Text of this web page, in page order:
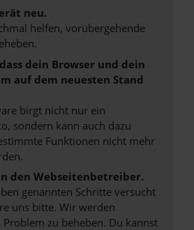
neu.
helfen, vorübergehende
dein Browser und dein
auf dem neuesten Stand
birgt nicht nur ein
sondern kann auch dazu
Funktionen nicht mehr
den Webseitenbetreiber.
genannten Schritte versucht
uns bitte. Wir werden
Problem zu beheben. Du kannst